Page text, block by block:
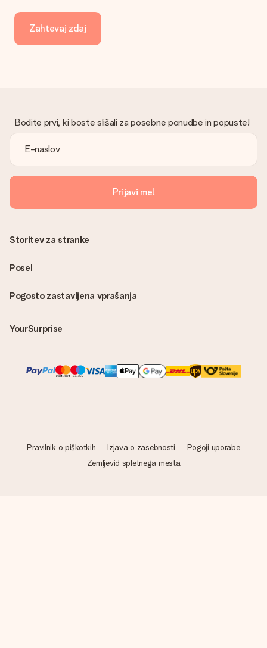
potrditvenem e-poštnem sporočilu in ga lahko vedno najdete
v svojem računu MySurprise. To pomeni, da lahko darilo
dostavite neposredno prejemniku, zaradi česar bo resnično
Zahtevaj zdaj
Bodite prvi, ki boste slišali za posebne ponudbe in popuste!
Prijavi me!
Pogosto zastavljena vprašanja
YourSurprise
Storitev za stranke
Posel
Pravilnik o piškotkih Izjava o zasebnosti
Pogoji uporabe
Zemljevid spletnega mesta